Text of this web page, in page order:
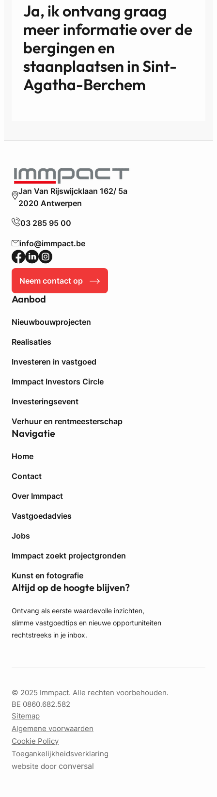
Ja, ik ontvang graag
meer informatie over de
bergingen en
staanplaatsen inSint-
Agatha-Berchem
Jan Van Rijswijcklaan 162/ 5a
2020 Antwerpen
03 285 95 00
info@immpact.be
Neem contact op
Aanbod
Nieuwbouwprojecten
Realisaties
Investeren in vastgoed
Immpact Investors Circle
Investeringsevent
Verhuur en rentmeesterschap
Navigatie
Home
Contact
Over Immpact
Vastgoedadvies
Jobs
Immpact zoekt projectgronden
Kunst en fotografie
Altijd op de hoogte blijven?
Ontvang als eerste waardevolle inzichten,
slimme vastgoedtips en nieuwe opportuniteiten
rechtstreeks in je inbox.
© 2025 Immpact. Alle rechten voorbehouden.
BE 0860.682.582
Sitemap
Algemene voorwaarden
Cookie Policy
Toegankelijkheidsverklaring
website door conversal